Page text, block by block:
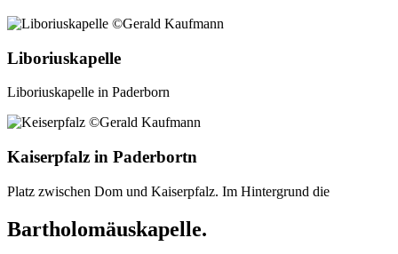
Liboriuskapelle
Liboriuskapelle in Paderborn
Kaiserpfalz in Paderbortn
Platz zwischen Dom und Kaiserpfalz. Im Hintergrund die
Bartholomäuskapelle.